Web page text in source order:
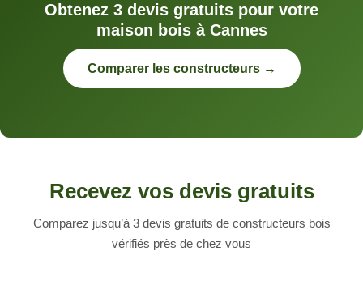
Obtenez 3 devis gratuits pour votre
maison bois à Cannes
Comparer les constructeurs →
Recevez vos devis gratuits
Comparez jusqu’à 3 devis gratuits de constructeurs bois
vérifiés près de chez vous